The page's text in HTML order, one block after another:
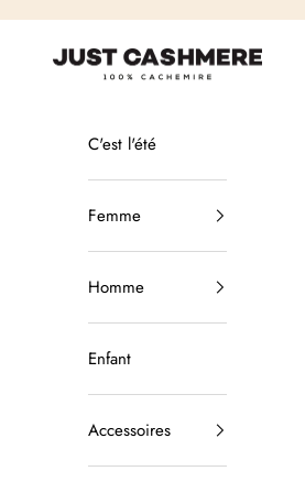
Just Cashmere
C'est l'été
Femme
Homme
Enfant
Accessoires